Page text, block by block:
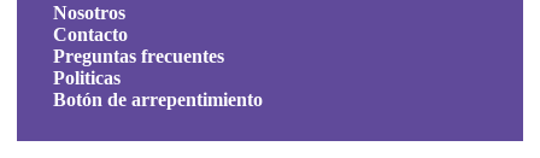
Nosotros
Contacto
Preguntas frecuentes
Politicas
Botón de arrepentimiento